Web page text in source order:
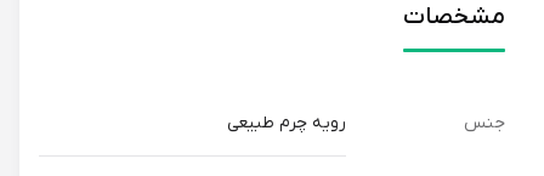
مشخصات
جنس رویه چرم طبیعی